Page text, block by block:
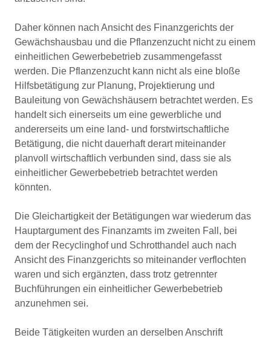
Daher können nach Ansicht des Finanzgerichts der
Gewächshausbau und die Pflanzenzucht nicht zu einem
einheitlichen Gewerbebetrieb zusammengefasst
werden. Die Pflanzenzucht kann nicht als eine bloße
Hilfsbetätigung zur Planung, Projektierung und
Bauleitung von Gewächshäusern betrachtet werden. Es
handelt sich einerseits um eine gewerbliche und
andererseits um eine land- und forstwirtschaftliche
Betätigung, die nicht dauerhaft derart miteinander
planvoll wirtschaftlich verbunden sind, dass sie als
einheitlicher Gewerbebetrieb betrachtet werden
könnten.
Die Gleichartigkeit der Betätigungen war wiederum das
Hauptargument des Finanzamts im zweiten Fall, bei
dem der Recyclinghof und Schrotthandel auch nach
Ansicht des Finanzgerichts so miteinander verflochten
waren und sich ergänzten, dass trotz getrennter
Buchführungen ein einheitlicher Gewerbebetrieb
anzunehmen sei.
Beide Tätigkeiten wurden an derselben Anschrift